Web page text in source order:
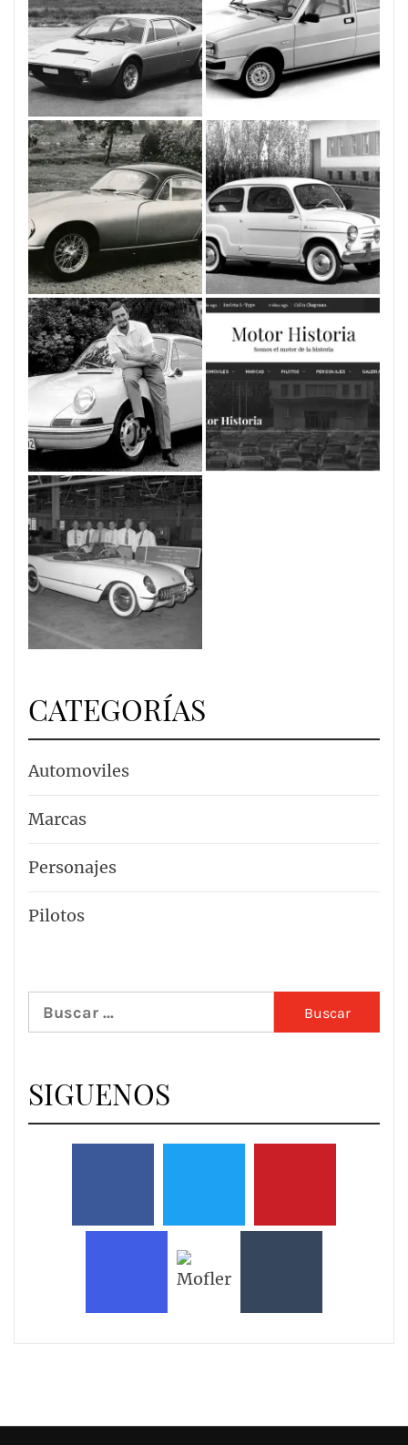
CATEGORÍAS
Automoviles
Marcas
Personajes
Pilotos
Buscar:
SIGUENOS